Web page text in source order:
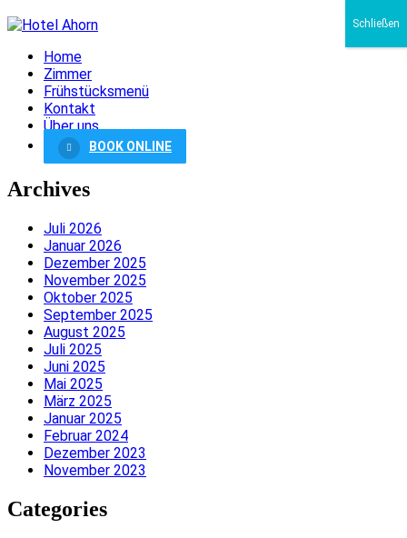
Home
Zimmer
Frühstücksmenü
Kontakt
Über uns
BOOK ONLINE
Archives
Juli 2026
Januar 2026
Dezember 2025
November 2025
Oktober 2025
September 2025
August 2025
Juli 2025
Juni 2025
Mai 2025
März 2025
Januar 2025
Februar 2024
Dezember 2023
November 2023
Categories
Schließen